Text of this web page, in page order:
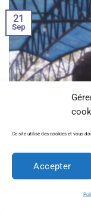
Ce site utilise des cookies et vous
Accepter
21
Sep